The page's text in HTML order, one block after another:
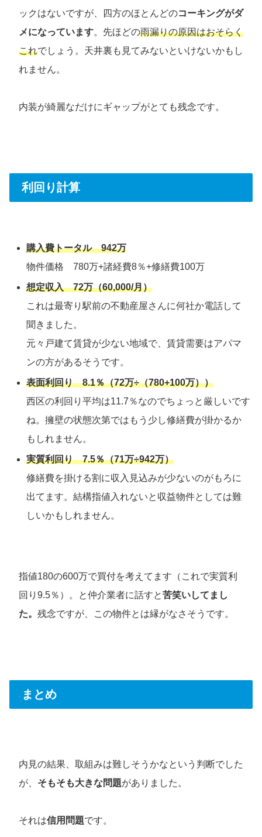
ックはないですが、四方のほとんどのコーキングがダ
メになっています。先ほどの雨漏りの原因はおそらく
これでしょう。天井裏も見てみないといけないかもし
れません。
内装が綺麗なだけにギャップがとても残念です。
利回り計算
購入費トータル 942万
物件価格 780万+諸経費8％+修繕費100万
想定収入 72万（60,000/月）
これは最寄り駅前の不動産屋さんに何社か電話して
聞きました。
元々戸建て賃貸が少ない地域で、賃貸需要はアパマ
ンの方があるそうです。
表面利回り 8.1％（72万÷（780+100万））
西区の利回り平均は11.7％なのでちょっと厳しいです
ね。擁壁の状態次第ではもう少し修繕費が掛かるか
もしれません。
実質利回り 7.5％（71万÷942万）
修繕費を掛ける割に収入見込みが少ないのがもろに
出てます。結構指値入れないと収益物件としては難
しいかもしれません。
指値180の600万で買付を考えてます（これで実質利
回り9.5％）。と仲介業者に話すと苦笑いしてまし
た。 残念ですが、この物件とは縁がなさそうです。
まとめ
内見の結果、取組みは難しそうかなという判断でした
が、 そもそも大きな問題がありました。
それは信用問題です。